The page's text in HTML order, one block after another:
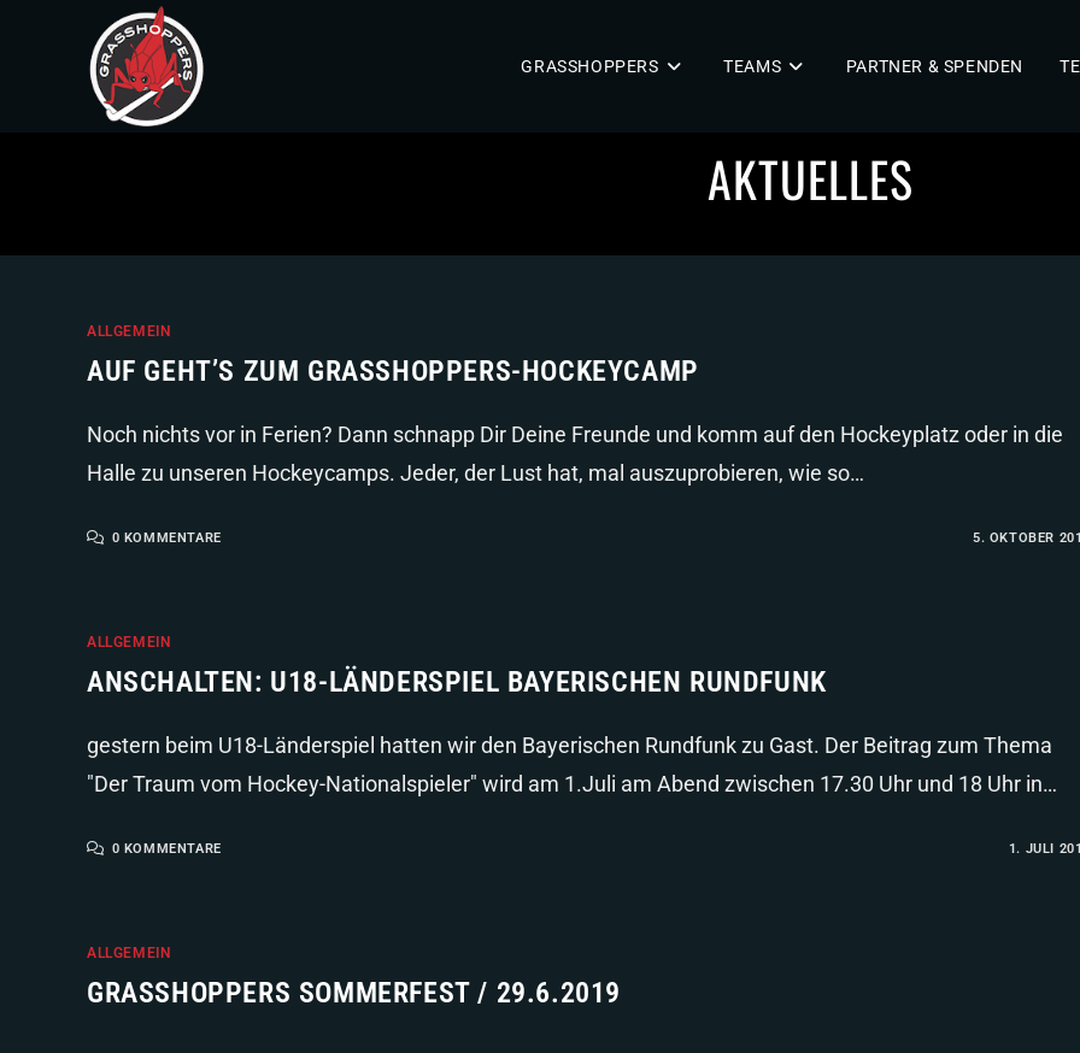
GRASSHOPPERS TEAMS PARTNER & SPENDEN
AKTUELLES
ALLGEMEIN
AUF GEHT’S ZUM GRASSHOPPERS-HOCKEYCAMP
Noch nichts vor in Ferien? Dann schnapp Dir Deine Freunde und komm auf den Hockeyplatz oder in die
Halle zu unseren Hockeycamps. Jeder, der Lust hat, mal auszuprobieren, wie so…
0 KOMMENTARE 5. OKTOBER
ALLGEMEIN
ANSCHALTEN: U18-LÄNDERSPIEL BAYERISCHEN RUNDFUNK
gestern beim U18-Länderspiel hatten wir den Bayerischen Rundfunk zu Gast. Der Beitrag zum Thema
"Der Traum vom Hockey-Nationalspieler" wird am 1.Juli am Abend zwischen 17.30 Uhr und 18 Uhr in…
0 KOMMENTARE 1. JULI
ALLGEMEIN
GRASSHOPPERS SOMMERFEST / 29.6.2019